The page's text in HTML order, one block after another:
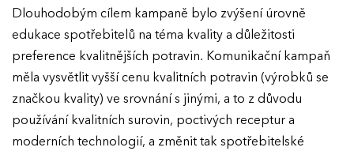
Dlouhodobým cílem kampaně bylo zvýšení úrovně
edukace spotřebitelů na téma kvality a důležitosti
preference kvalitnějších potravin. Komunikační kampaň
měla vysvětlit vyšší cenu kvalitních potravin (výrobků se
značkou kvality) ve srovnání s jinými, a to z důvodu
používání kvalitních surovin, poctivých receptur a
moderních technologií, a změnit tak spotřebitelské